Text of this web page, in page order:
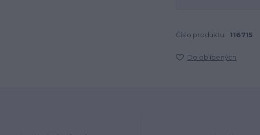
Číslo produktu: 116715
Do oblíbených